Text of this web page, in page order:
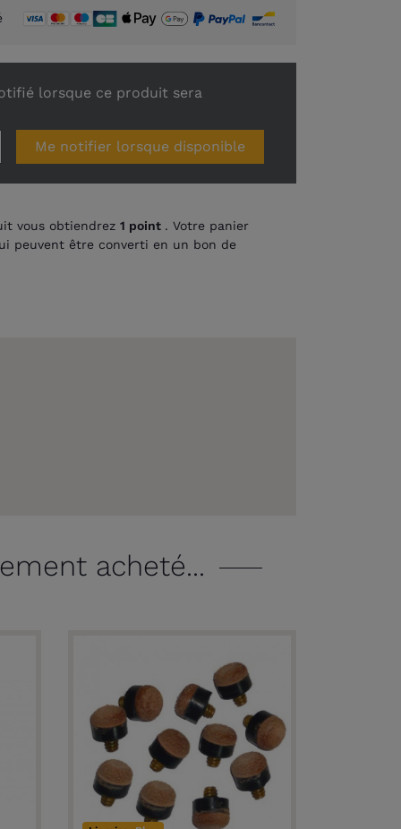
lorsque ce produit sera
Me notifier lorsque disponible
vous obtiendrez 1 point . Votre panier
peuvent être converti en un bon de
acheté...